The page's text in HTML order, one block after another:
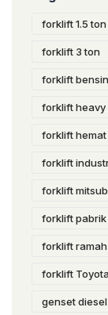
forklift 1.5 ton
forklift 3 ton
forklift
forklift heavy
forklift
forklift
forklift
forklift pabrik
forklift
forklift
genset diesel